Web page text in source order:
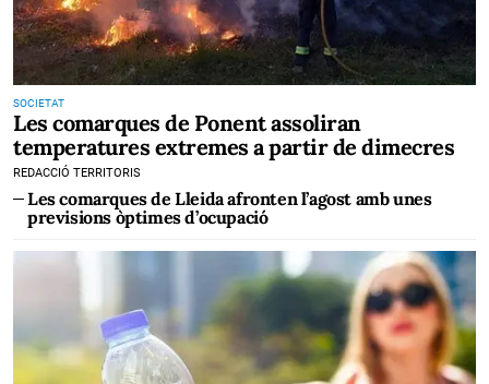
SOCIETAT
Les comarques de Ponent assoliran
temperatures extremes a partir de dimecres
REDACCIÓ TERRITORIS
Les comarques de Lleida afronten l’agost amb unes
previsions òptimes d’ocupació